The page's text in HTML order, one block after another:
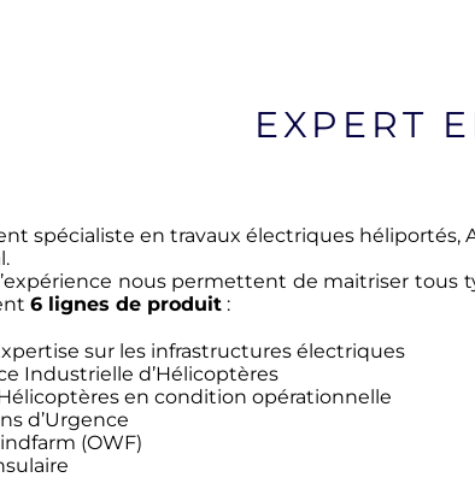
EXPERT
spécialiste en travaux électriques héliportés,
nous permettent de maitriser tous
6 lignes de produit :
sur les infrastructures électriques
Industrielle d’Hélicoptères
en condition opérationnelle
d’Urgence
(OWF)